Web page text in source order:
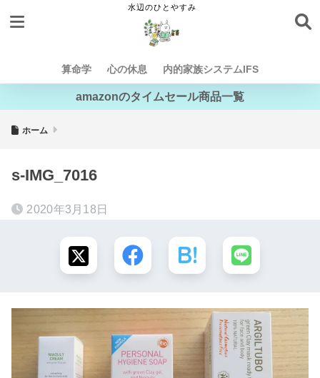
算命学 心の休息 内的家族システムIFS
amazonのタイムセール商品一覧
ホーム
s-IMG_7016
2020年3月18日